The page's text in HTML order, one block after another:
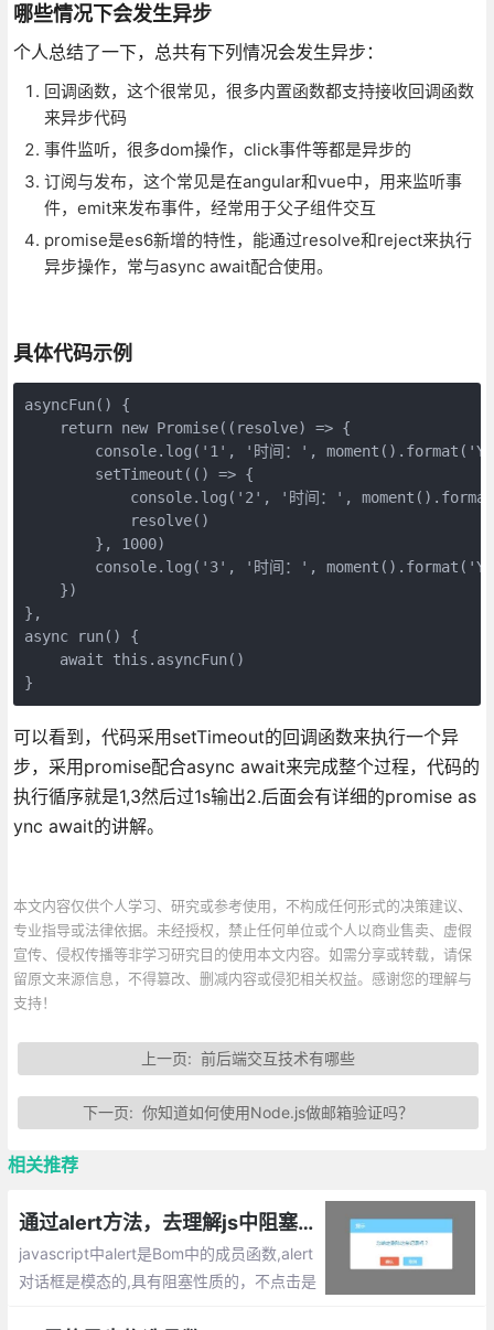
哪些情况下会发生异步
个人总结了一下，总共有下列情况会发生异步：
回调函数，这个很常见，很多内置函数都支持接收回调函数
来异步代码
事件监听，很多dom操作，click事件等都是异步的
订阅与发布，这个常见是在angular和vue中，用来监听事
件， emit来发布事件，经常用于父子组件交互
promise是es6新增的特性，能通过resolve和reject来执行
异步操作，常与async await配合使用。
具体代码示例
asyncFun() {
    return new Promise((resolve) => {
console.log('1', '时间：',
        setTimeout(() => {
console.log('2', '时间：',
            resolve()
        }, 1000)
console.log('3', '时间：',
    })
},
async run() {
    await this.asyncFun()
}
可以看到，代码采用setTimeout的回调函数来执行一个异
步，采用promise配合async await来完成整个过程，代码的
执行循序就是1,3然后过1s输出2.后面会有详细的promise as
ync await的讲解。
本文内容仅供个人学习、研究或参考使用，不构成任何形式的决策建议、
专业指导或法律依据。未经授权，禁止任何单位或个人以商业售卖、虚假
宣传、侵权传播等非学习研究目的使用本文内容。如需分享或转载，请保
留原文来源信息，不得篡改、删减内容或侵犯相关权益。感谢您的理解与
支持！
上一页: 前后端交互技术有哪些
下一页: 你知道如何使用Node.js做邮箱验证吗？
相关推荐
通过alert方法，去理解js中阻塞、局部作用域、同步/异步任务
javascript中alert是Bom中的成员函数,alert
对话框是模态的,具有阻塞性质的，不点击是